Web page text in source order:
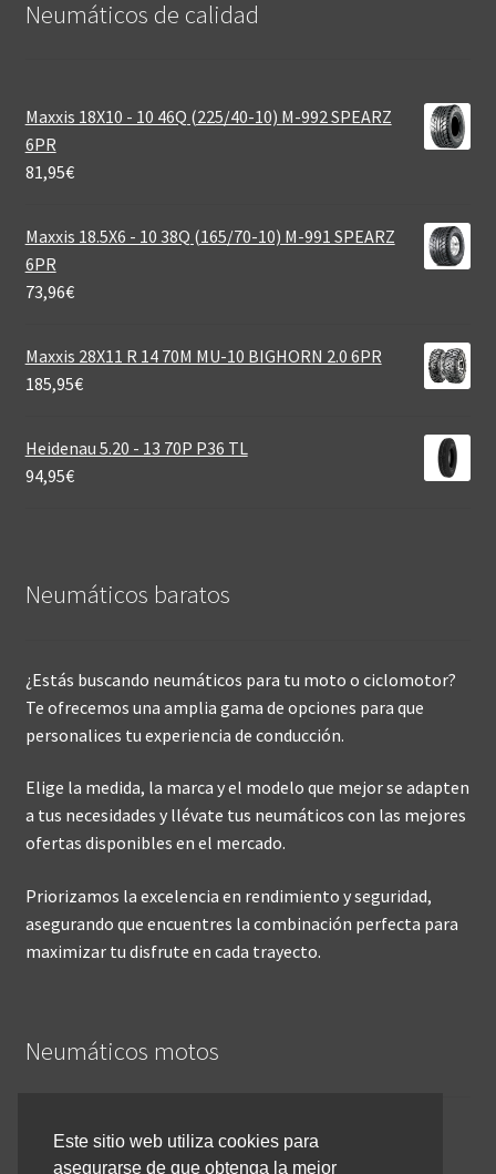
Neumáticos de calidad‎
Maxxis 18X10 - 10 46Q (225/40-10) M-992 SPEARZ
6PR
81,95€
Maxxis 18.5X6 - 10 38Q (165/70-10) M-991 SPEARZ
6PR
73,96€
Maxxis 28X11 R 14 70M MU-10 BIGHORN 2.0 6PR
185,95€
Heidenau 5.20 - 13 70P P36 TL
94,95€
Neumáticos baratos
¿Estás buscando neumáticos para tu moto o ciclomotor?
Te ofrecemos una amplia gama de opciones para que
personalices tu experiencia de conducción.
Elige la medida, la marca y el modelo que mejor se adapten
a tus necesidades y llévate tus neumáticos con las mejores
ofertas disponibles en el mercado.
Priorizamos la excelencia en rendimiento y seguridad,
asegurando que encuentres la combinación perfecta para
maximizar tu disfrute en cada trayecto.
Neumáticos motos
Inicio
Este sitio web utiliza cookies para
asegurarse de que obtenga la mejor